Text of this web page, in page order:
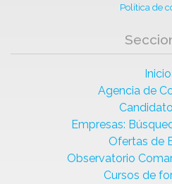
Política de
Inicio
Agencia de
Empresas:
Ofertas de
Observatorio
Cursos de